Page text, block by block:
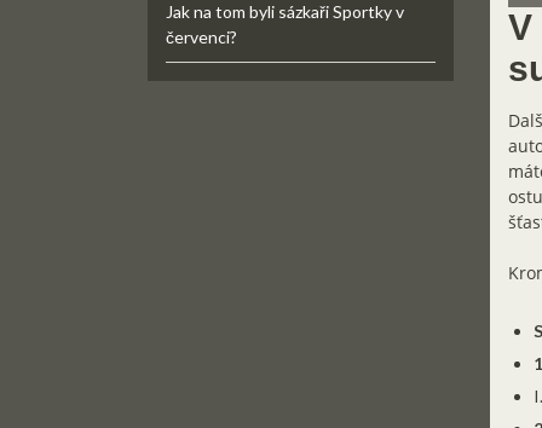
V
Jak na tom byli sázkaři Sportky v
červenci?